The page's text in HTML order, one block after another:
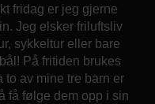
fridag er jeg gjerne
Jeg elsker friluftsliv
sykkeltur eller bare
På fritiden brukes
to av mine tre barn er
få følge dem opp i sin